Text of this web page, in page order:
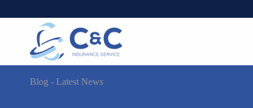
Blog - Latest News